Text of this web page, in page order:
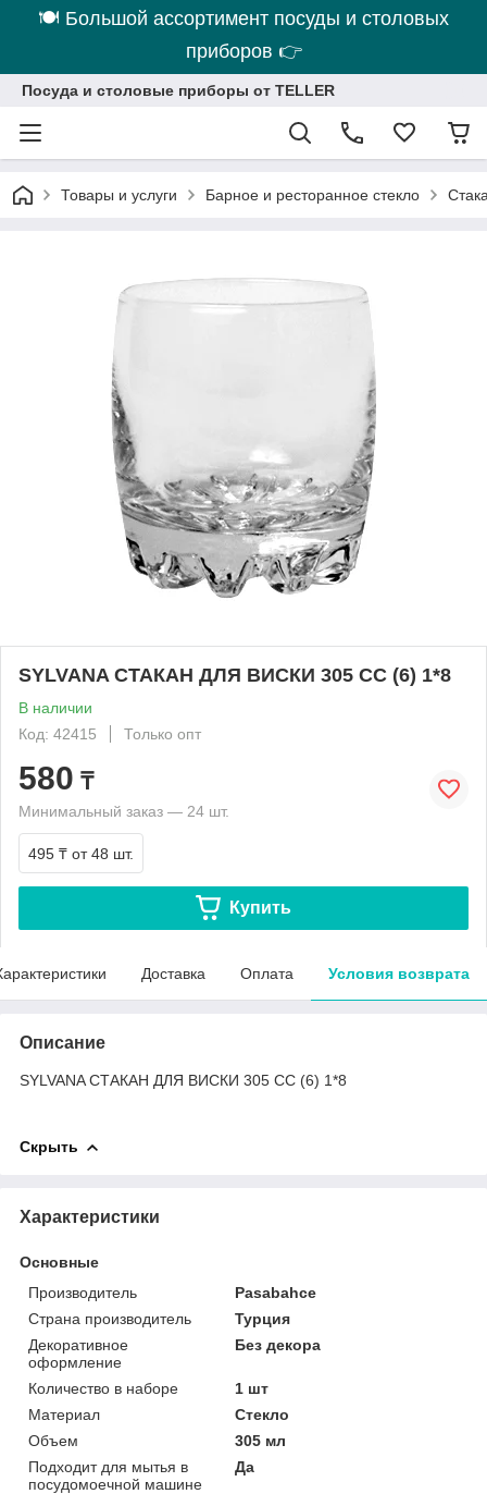
🍽 Большой ассортимент посуды и столовых
приборов 👉
Посуда и столовые приборы от TELLER
Товары и услуги Барное и ресторанное стекло
SYLVANA СТАКАН ДЛЯ ВИСКИ 305 CC (6) 1*8
В наличии
Код: 42415
Только опт
580 ₸
Минимальный заказ — 24 шт.
495 ₸ от 48 шт.
Купить
Доставка Оплата Условия возврата
Описание
SYLVANA СТАКАН ДЛЯ ВИСКИ 305 CC (6) 1*8
Скрыть
Характеристики
Основные
Производитель
Pasabahce
Страна производитель
Турция
Декоративное
оформление
Без декора
Количество в наборе
1 шт
Материал
Стекло
Объем
305 мл
Подходит для мытья в
посудомоечной машине
Да